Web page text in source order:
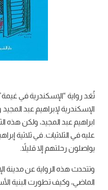
تُعَد رواية “الإسكندرية في
الإسكندرية لإبراهيم عبد
ابراهيم عبد المجيد، ولكن هذه
عليه في الثلاثيات. في ثلاثية
يواصلون رحلتهم إلا قليلاً.
وتتحدث هذه الرواية عن مدينة
الماضي، وكيف تطورت البنية